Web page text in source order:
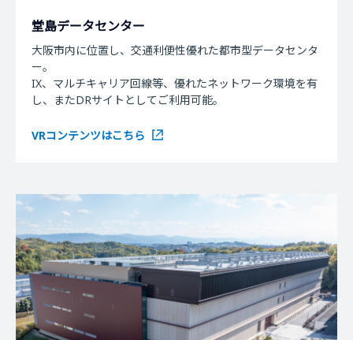
堂島データセンター
大阪市内に位置し、交通利便性優れた都市型データセンタ
ー。
IX、マルチキャリア回線等、優れたネットワーク環境を有
し、またDRサイトとしてご利用可能。
VRコンテンツはこちら